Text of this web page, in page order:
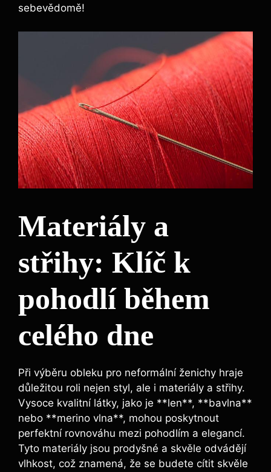
sebevědomě!
Materiály a
střihy: Klíč k
pohodlí během
celého dne
Při výběru obleku pro neformální ženichy hraje
důležitou roli nejen styl, ale i materiály a střihy.
Vysoce kvalitní látky, jako je **len**, **bavlna**
nebo **merino vlna**, mohou poskytnout
perfektní rovnováhu mezi pohodlím a elegancí.
Tyto materiály jsou prodyšné a skvěle odvádějí
vlhkost, což znamená, že se budete cítit skvěle